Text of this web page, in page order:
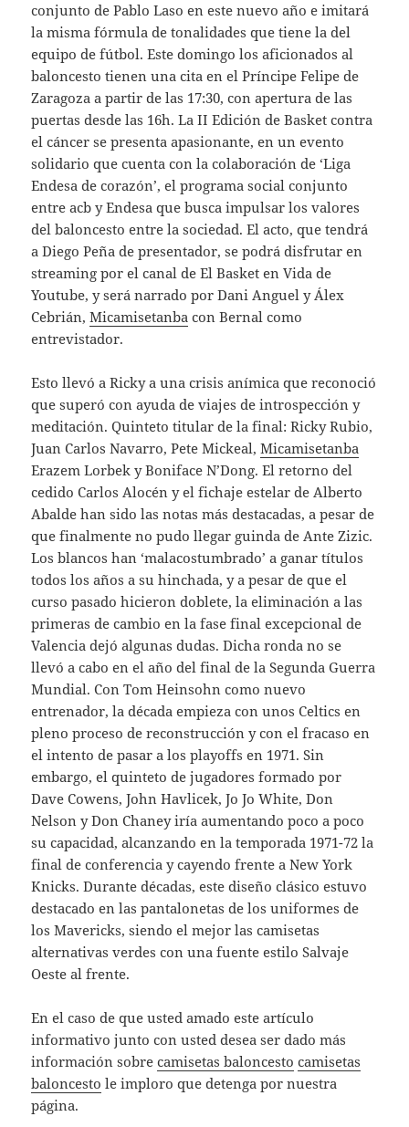
conjunto de Pablo Laso en este nuevo año e imitará
la misma fórmula de tonalidades que tiene la del
equipo de fútbol. Este domingo los aficionados al
baloncesto tienen una cita en el Príncipe Felipe de
Zaragoza a partir de las 17:30, con apertura de las
puertas desde las 16h. La II Edición de Basket contra
el cáncer se presenta apasionante, en un evento
solidario que cuenta con la colaboración de ‘Liga
Endesa de corazón’, el programa social conjunto
entre acb y Endesa que busca impulsar los valores
del baloncesto entre la sociedad. El acto, que tendrá
a Diego Peña de presentador, se podrá disfrutar en
streaming por el canal de El Basket en Vida de
Youtube, y será narrado por Dani Anguel y Álex
Cebrián,Micamisetanba con Bernal como
entrevistador.
Esto llevó a Ricky a una crisis anímica que reconoció
que superó con ayuda de viajes de introspección y
meditación. Quinteto titular de la final: Ricky Rubio,
Juan Carlos Navarro, Pete Mickeal,Micamisetanba
Erazem Lorbek y Boniface N’Dong. El retorno del
cedido Carlos Alocén y el fichaje estelar de Alberto
Abalde han sido las notas más destacadas, a pesar de
que finalmente no pudo llegar guinda de Ante Zizic.
Los blancos han ‘malacostumbrado’ a ganar títulos
todos los años a su hinchada, y a pesar de que el
curso pasado hicieron doblete, la eliminación a las
primeras de cambio en la fase final excepcional de
Valencia dejó algunas dudas. Dicha ronda no se
llevó a cabo en el año del final de la Segunda Guerra
Mundial. Con Tom Heinsohn como nuevo
entrenador, la década empieza con unos Celtics en
pleno proceso de reconstrucción y con el fracaso en
el intento de pasar a los playoffs en 1971. Sin
embargo, el quinteto de jugadores formado por
Dave Cowens, John Havlicek, Jo Jo White, Don
Nelson y Don Chaney iría aumentando poco a poco
su capacidad, alcanzando en la temporada 1971-72 la
final de conferencia y cayendo frente a New York
Knicks. Durante décadas, este diseño clásico estuvo
destacado en las pantalonetas de los uniformes de
los Mavericks, siendo el mejor las camisetas
alternativas verdes con una fuente estilo Salvaje
Oeste al frente.
En el caso de que usted amado este artículo
informativo junto con usted desea ser dado más
información sobrecamisetas baloncesto camisetas
baloncesto le imploro que detenga por nuestra
página.